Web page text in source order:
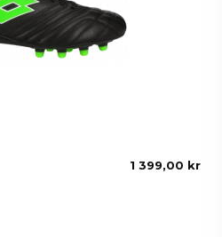
1 399,00 kr